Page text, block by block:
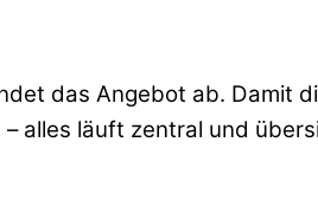
das Angebot ab. Damit
alles läuft zentral und